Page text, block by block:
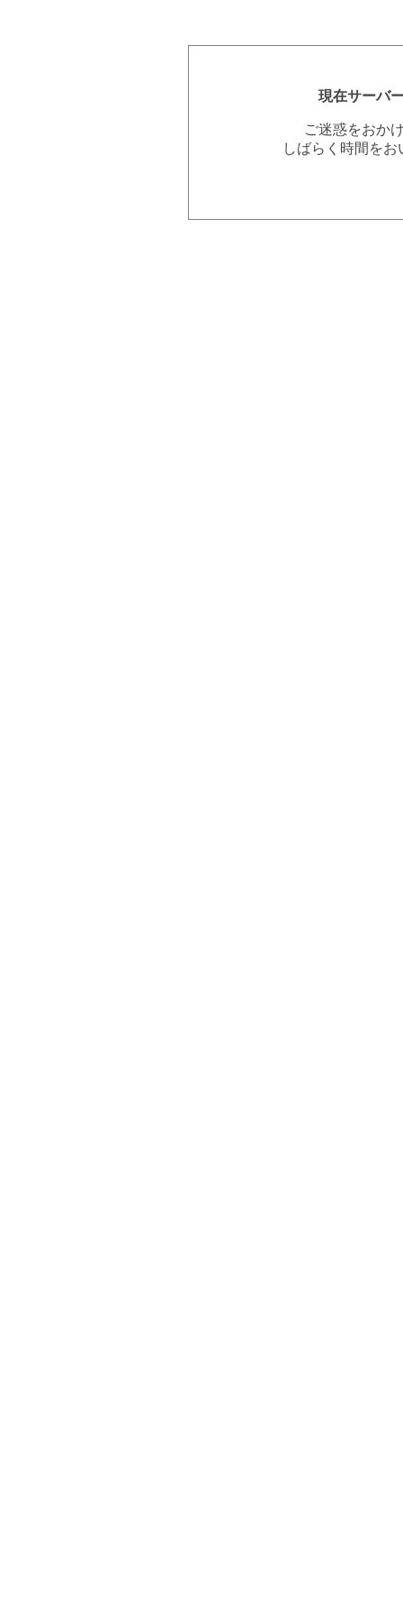
現在サーバ
ご迷惑をおか
しばらく時間を